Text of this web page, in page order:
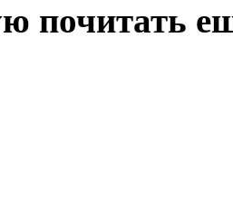
почитать